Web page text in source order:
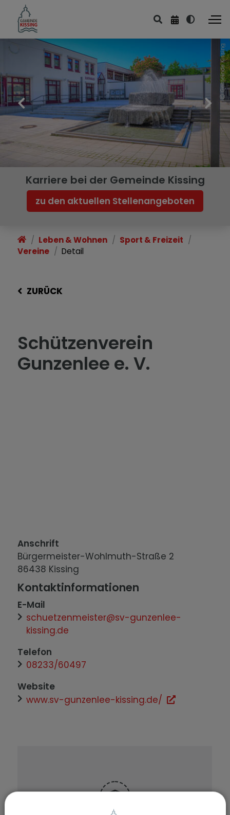
Gemeinde Kissing
Karriere bei der Gemeinde Kissing
zu den aktuellen Stellenangeboten
Leben & Wohnen
Sport & Freizeit
Vereine
Detail
ZURÜCK
Schützenverein
Gunzenlee e. V.
Anschrift
Bürgermeister-Wohlmuth-Straße 2
86438 Kissing
Kontaktinformationen
E-Mail
schuetzenmeister@sv-gunzenlee-
kissing.de
Telefon
08233/60497
Website
www.sv-gunzenlee-kissing.de/